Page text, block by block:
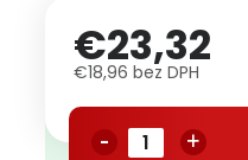
€23,32
€18,96 bez DPH